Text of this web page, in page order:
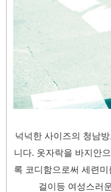
넉넉한 사이즈의 청남
니다. 옷자락을 바지안
록 코디함으로써 세련
걸이등 여성스러